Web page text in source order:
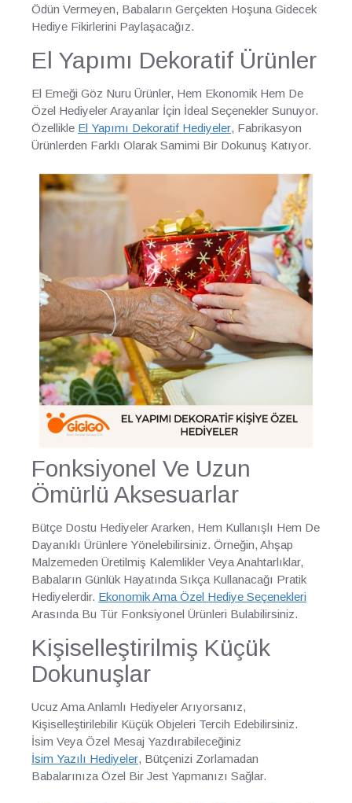
Ödün Vermeyen, Babaların Gerçekten Hoşuna Gidecek
Hediye Fikirlerini Paylaşacağız.
El Yapımı Dekoratif Ürünler
El Emeği Göz Nuru Ürünler, Hem Ekonomik Hem De
Özel Hediyeler Arayanlar İçin İdeal Seçenekler Sunuyor.
Özellikle El Yapımı Dekoratif Hediyeler, Fabrikasyon
Ürünlerden Farklı Olarak Samimi Bir Dokunuş Katıyor.
Fonksiyonel Ve Uzun
Ömürlü Aksesuarlar
Bütçe Dostu Hediyeler Ararken, Hem Kullanışlı Hem De
Dayanıklı Ürünlere Yönelebilirsiniz. Örneğin, Ahşap
Malzemeden Üretilmiş Kalemlikler Veya Anahtarlıklar,
Babaların Günlük Hayatında Sıkça Kullanacağı Pratik
Hediyelerdir. Ekonomik Ama Özel Hediye Seçenekleri
Arasında Bu Tür Fonksiyonel Ürünleri Bulabilirsiniz.
Kişiselleştirilmiş Küçük
Dokunuşlar
Ucuz Ama Anlamlı Hediyeler Arıyorsanız,
Kişiselleştirilebilir Küçük Objeleri Tercih Edebilirsiniz.
İsim Veya Özel Mesaj Yazdırabileceğiniz
İsim Yazılı Hediyeler, Bütçenizi Zorlamadan
Babalarınıza Özel Bir Jest Yapmanızı Sağlar.